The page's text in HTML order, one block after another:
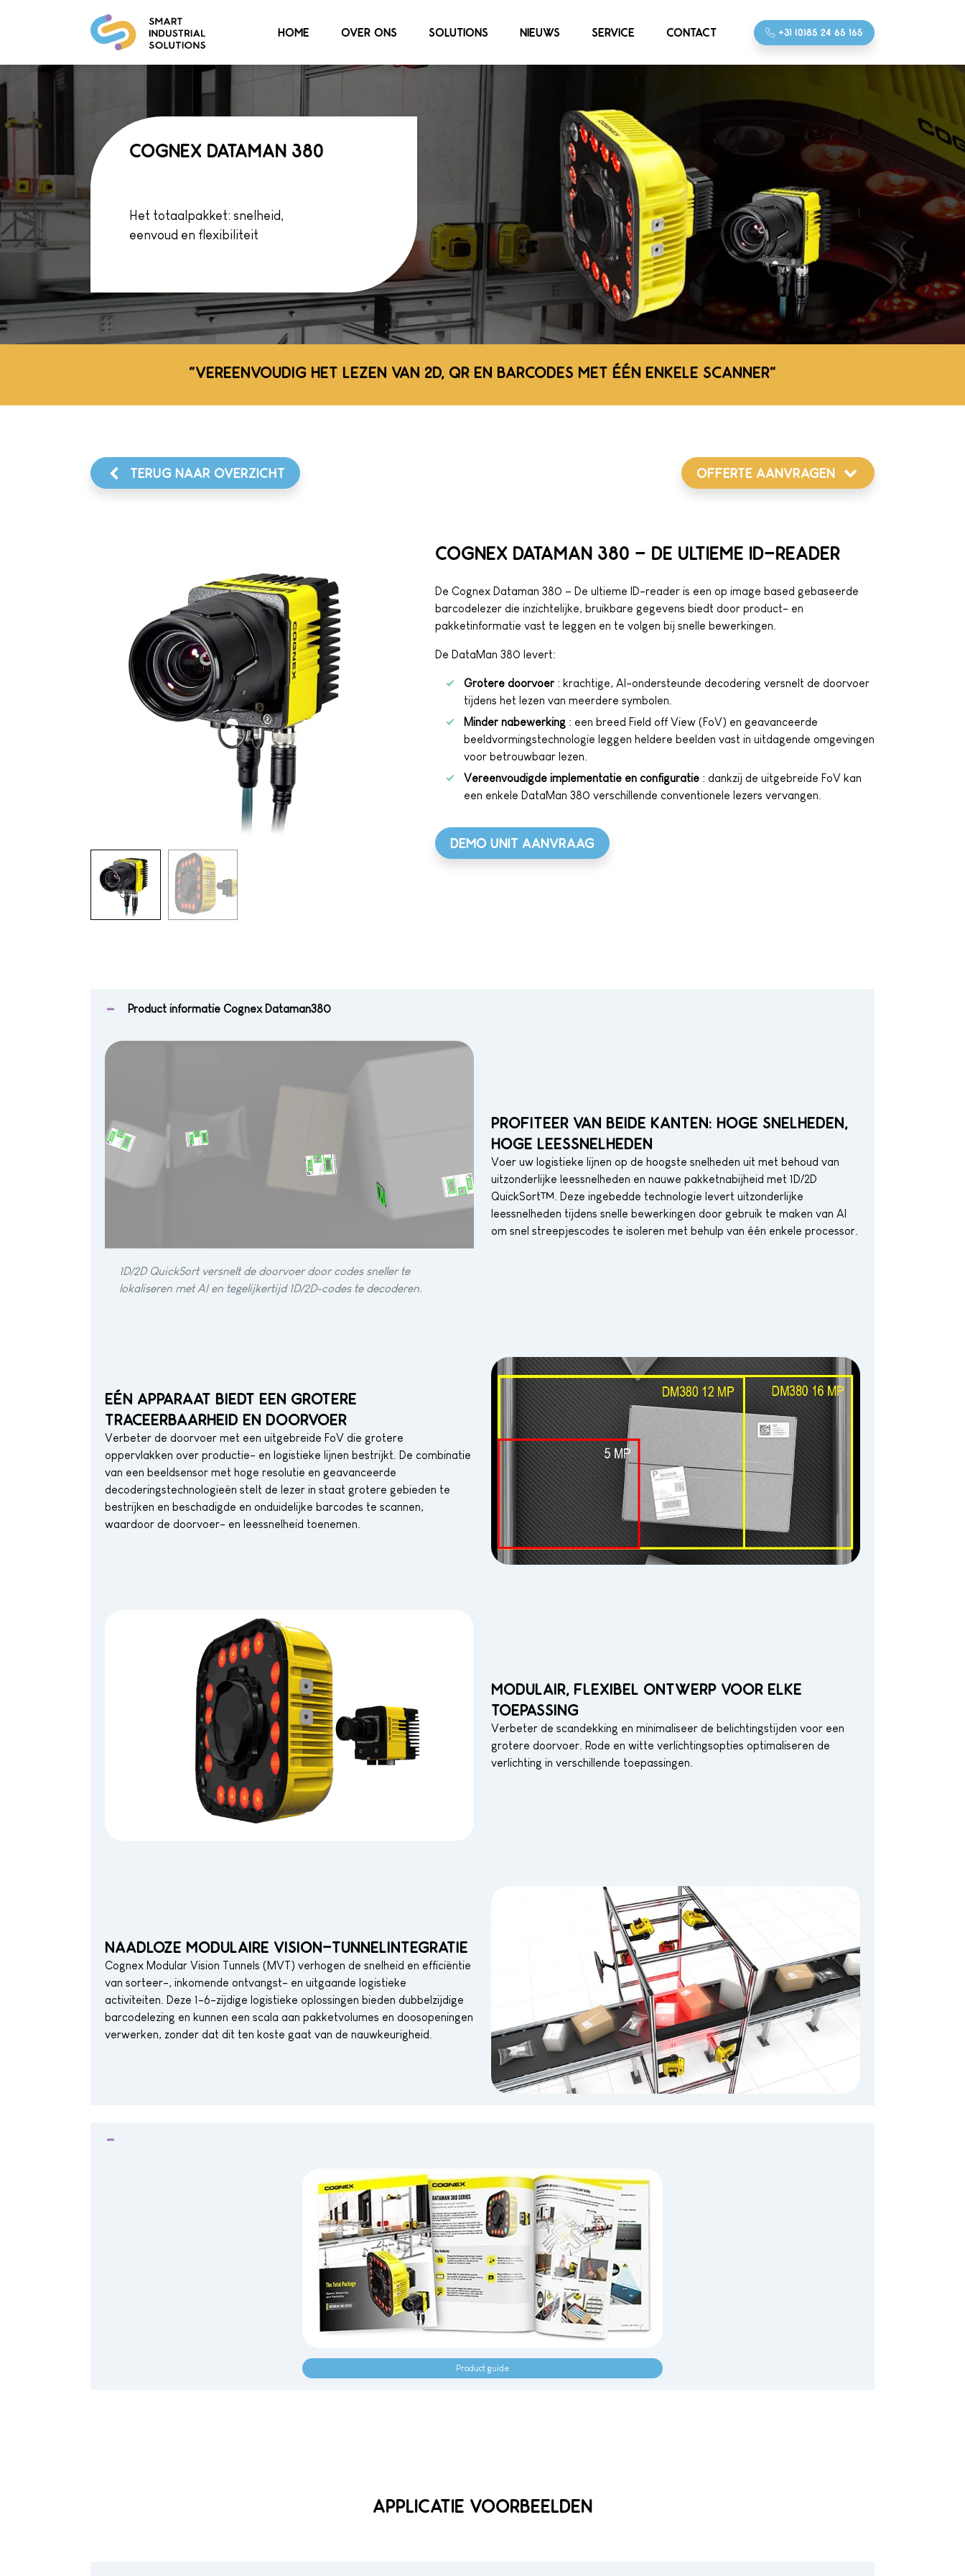
HOME OVER ONS SOLUTIONS NIEUWS SERVICE CONTACT +31 (0)85 24 65 165
COGNEX DATAMAN 380
Het totaalpakket: snelheid,
eenvoud en flexibiliteit
"VEREENVOUDIG HET LEZEN VAN 2D, QR EN BARCODES MET ÉÉN ENKELE SCANNER"
TERUG NAAR OVERZICHT OFFERTE AANVRAGEN
COGNEX DATAMAN 380 - DE ULTIEME ID-READER
De Cognex Dataman 380 – De ultieme ID-reader is een op image based gebaseerde
barcodelezer die inzichtelijke, bruikbare gegevens biedt door product- en
pakketinformatie vast te leggen en te volgen bij snelle bewerkingen.
De DataMan 380 levert:
Grotere doorvoer : krachtige, AI-ondersteunde decodering versnelt de doorvoer
tijdens het lezen van meerdere symbolen.
Minder nabewerking : een breed Field off View (FoV) en geavanceerde
beeldvormingstechnologie leggen heldere beelden vast in uitdagende omgevingen
voor betrouwbaar lezen.
Vereenvoudigde implementatie en configuratie : dankzij de uitgebreide FoV kan
een enkele DataMan 380 verschillende conventionele lezers vervangen.
DEMO UNIT AANVRAAG
Product informatie Cognex Dataman380
1D/2D QuickSort versnelt de doorvoer door codes sneller te
lokaliseren met AI en tegelijkertijd 1D/2D-codes te decoderen.
PROFITEER VAN BEIDE KANTEN: HOGE SNELHEDEN,
HOGE LEESSNELHEDEN
Voer uw logistieke lijnen op de hoogste snelheden uit met behoud van
uitzonderlijke leessnelheden en nauwe pakketnabijheid met 1D/2D
QuickSort™. Deze ingebedde technologie levert uitzonderlijke
leessnelheden tijdens snelle bewerkingen door gebruik te maken van AI
om snel streepjescodes te isoleren met behulp van één enkele processor.
EÉN APPARAAT BIEDT EEN GROTERE
TRACEERBAARHEID EN DOORVOER
Verbeter de doorvoer met een uitgebreide FoV die grotere
oppervlakken over productie- en logistieke lijnen bestrijkt. De combinatie
van een beeldsensor met hoge resolutie en geavanceerde
decoderingstechnologieën stelt de lezer in staat grotere gebieden te
bestrijken en beschadigde en onduidelijke barcodes te scannen,
waardoor de doorvoer- en leessnelheid toenemen.
MODULAIR, FLEXIBEL ONTWERP VOOR ELKE
TOEPASSING
Verbeter de scandekking en minimaliseer de belichtingstijden voor een
grotere doorvoer. Rode en witte verlichtingsopties optimaliseren de
verlichting in verschillende toepassingen.
NAADLOZE MODULAIRE VISION-TUNNELINTEGRATIE
Cognex Modular Vision Tunnels (MVT) verhogen de snelheid en efficiëntie
van sorteer-, inkomende ontvangst- en uitgaande logistieke
activiteiten. Deze 1-6-zijdige logistieke oplossingen bieden dubbelzijdige
barcodelezing en kunnen een scala aan pakketvolumes en doosopeningen
verwerken, zonder dat dit ten koste gaat van de nauwkeurigheid.
Product guide
APPLICATIE VOORBEELDEN